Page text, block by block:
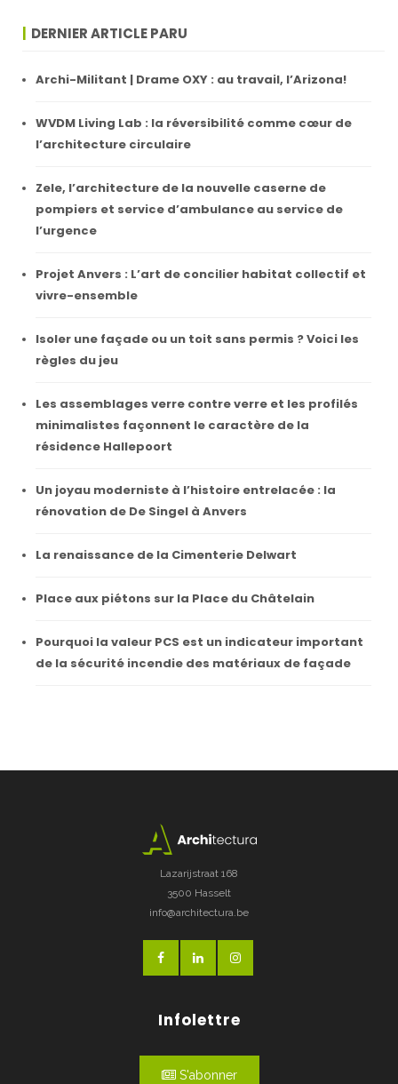
DERNIER ARTICLE PARU
Archi-Militant | Drame OXY : au travail, l’Arizona!
WVDM Living Lab : la réversibilité comme cœur de
l’architecture circulaire
Zele, l’architecture de la nouvelle caserne de
pompiers et service d’ambulance au service de
l’urgence
Projet Anvers : L’art de concilier habitat collectif et
vivre-ensemble
Isoler une façade ou un toit sans permis ? Voici les
règles du jeu
Les assemblages verre contre verre et les profilés
minimalistes façonnent le caractère de la
résidence Hallepoort
Un joyau moderniste à l’histoire entrelacée : la
rénovation de De Singel à Anvers
La renaissance de la Cimenterie Delwart
Place aux piétons sur la Place du Châtelain
Pourquoi la valeur PCS est un indicateur important
de la sécurité incendie des matériaux de façade
Lazarijstraat 168
3500 Hasselt
info@architectura.be
Infolettre
S'abonner